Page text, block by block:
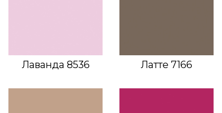
Лаванда 8536 Латте 7166